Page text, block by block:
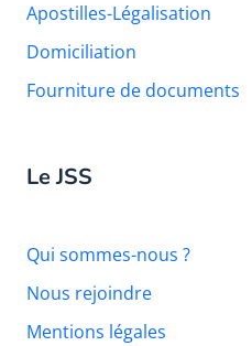
Apostilles-Légalisation
Domiciliation
Fourniture de documents
Le JSS
Qui sommes-nous ?
Nous rejoindre
Mentions légales